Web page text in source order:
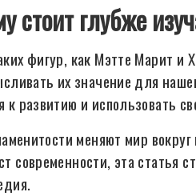
стоит глубже
фигур, как Мэтте Марит и
их значение для
развитию и использовать
меняют мир
современности, эта